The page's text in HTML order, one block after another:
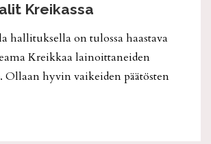
Kreikassa
hallituksella on tulossa haastava
Kreikkaa lainoittaneiden
Ollaan hyvin vaikeiden päätösten